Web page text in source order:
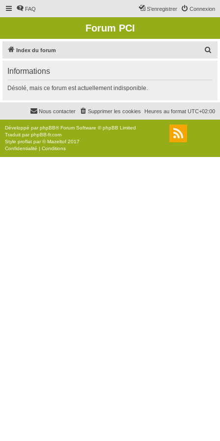
FAQ Connexion
S’enregistrer
Forum PCI
Index du forum
r
c
r
Informations
Désolé, mais ce forum est actuellement indisponible.
Heures au format UTC+02:00
Supprimer les cookies
Nous contacter
Développé parphpBB® Forum Software © phpBB Limited
Traduit parphpBB-fr.com
Style proflat par ©Mazeltof 2017
Confidentialité | Conditions